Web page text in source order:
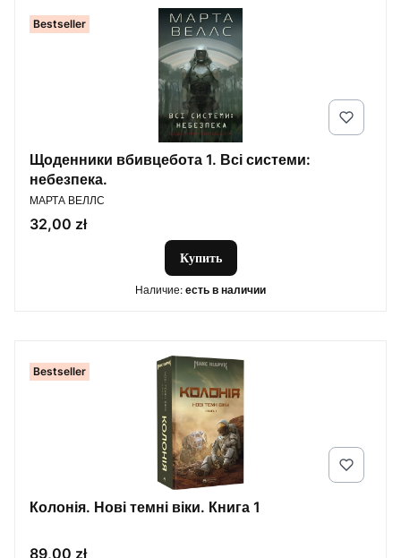
Bestseller
Щоденники вбивцебота 1. Всі системи:
небезпека.
ПРОИЗВОДИТЕЛЬ
МАРТА ВЕЛЛС
Цена
32,00 zł
Купить
Наличие: есть в наличии
Bestseller
Колонія. Нові темні віки. Книга 1
Цена
89,00 zł